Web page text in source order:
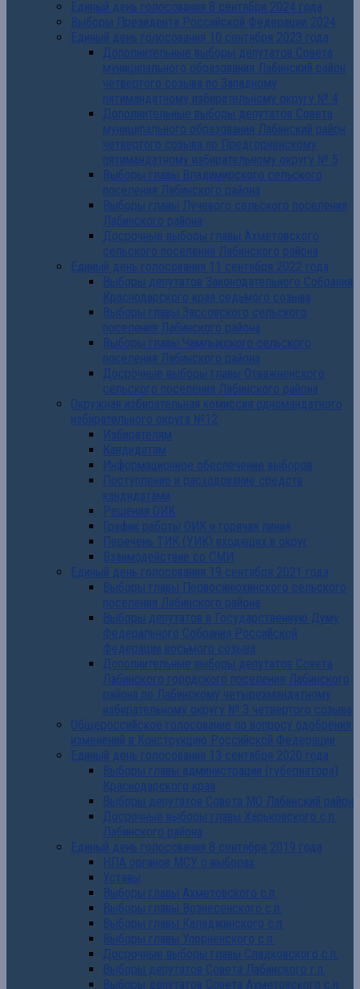
Единый день голосования 8 сентября 2024 года
Выборы Президента Российской Федерации 2024
Единый день голосования 10 сентября 2023 года
Дополнительные выборы депутатов Совета
муниципального образования Лабинский район
четвертого созыва по Западному
пятимандатному избирательному округу № 4
Дополнительные выборы депутатов Совета
муниципального образования Лабинский район
четвертого созыва по Предгорненскому
пятимандатному избирательному округу № 5
Выборы главы Владимирского сельского
поселения Лабинского района
Выборы главы Лучевого сельского поселения
Лабинского района
Досрочные выборы главы Ахметовского
сельского поселения Лабинского района
Единый день голосования 11 сентября 2022 года
Выборы депутатов Законодательного Собрания
Краснодарского края седьмого созыва
Выборы главы Зассовского сельского
поселения Лабинского района
Выборы главы Чамлыкского сельского
поселения Лабинского района
Досрочные выборы главы Отважненского
сельского поселения Лабинского района
Окружная избирательная комиссия одномандатного
избирательного округа №12
Избирателям
Кандидатам
Информационное обеспечение выборов
Поступление и расходование средств
кандидатами
Решения ОИК
График работы ОИК и горячая линия
Перечень ТИК (УИК) входящих в округ
Взаимодействие со СМИ
Единый день голосования 19 сентября 2021 года
Выборы главы Первосинюхинского сельского
поселения Лабинского района
Выборы депутатов в Государственную Думу
Федерального Собрания Российской
Федерации восьмого созыва
Дополнительные выборы депутатов Совета
Лабинского городского поселения Лабинского
района по Лабинскому четырехмандатному
избирательному округу № 3 четвертого созыва
Общероссийское голосование по вопросу одобрения
изменений в Конструкцию Российской Федерации
Единый день голосования 13 сентября 2020 года
Выборы главы администрации (губернатора)
Краснодарского края
Выборы депутатов Совета МО Лабинский район
Досрочные выборы главы Харьковского с.п.
Лабинского района
Единый день голосования 8 сентября 2019 года
НПА органов МСУ о выборах
Уставы
Выборы главы Ахметовского с.п.
Выборы главы Вознесенского с.п.
Выборы главы Каладжинского с.п.
Выборы главы Упорненского с.п.
Досрочные выборы главы Сладковского с.п.
Выборы депутатов Совета Лабинского г.п.
Выборы депутатов Совета Ахметовского с.п.